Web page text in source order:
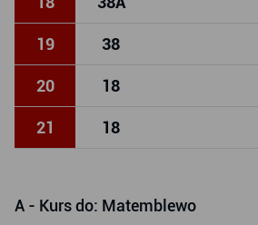
19 38
20 18
21 18
A - Kurs do: Matemblewo